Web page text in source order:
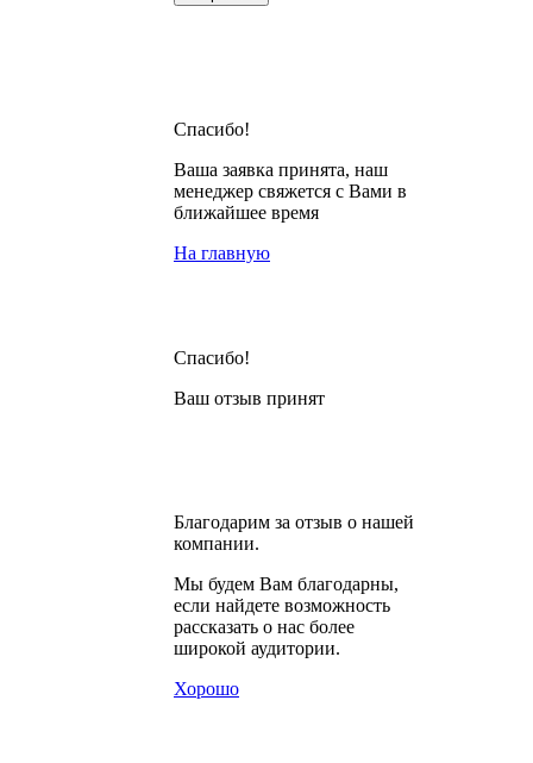
Спасибо!
Ваша заявка принята, наш
менеджер свяжется с Вами в
ближайшее время
На главную
Спасибо!
Ваш отзыв принят
Благодарим за отзыв о нашей
компании.
Мы будем Вам благодарны,
если найдете возможность
рассказать о нас более
широкой аудитории.
Хорошо